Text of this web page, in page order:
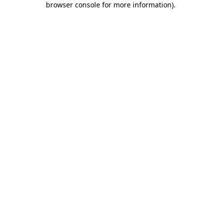
browser console for more information).